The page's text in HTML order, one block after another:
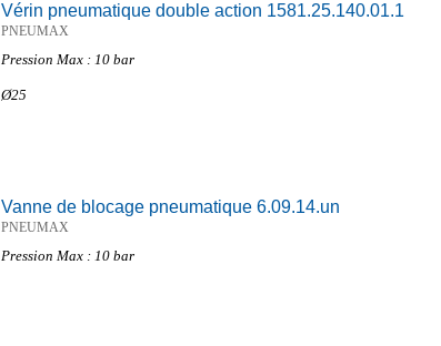
Vérin pneumatique double action 1581.25.140.01.1
PNEUMAX
Pression Max : 10 bar
Ø25
Vanne de blocage pneumatique 6.09.14.un
PNEUMAX
Pression Max : 10 bar